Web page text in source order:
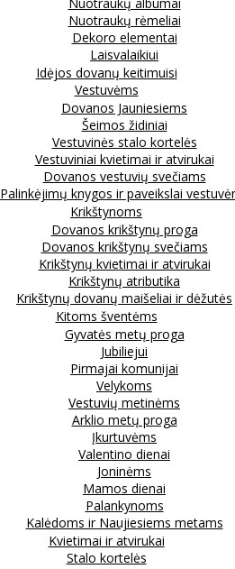
Nuotraukų rėmeliai
Dekoro elementai
Laisvalaikiui
Idėjos dovanų keitimuisi
Vestuvėms
Dovanos Jauniesiems
Šeimos židiniai
Vestuvinės stalo kortelės
Vestuviniai kvietimai ir atvirukai
Dovanos vestuvių svečiams
Palinkėjimų knygos ir paveikslai
Krikštynoms
Dovanos krikštynų proga
Dovanos krikštynų svečiams
Krikštynų kvietimai ir atvirukai
Krikštynų atributika
Krikštynų dovanų maišeliai ir dėžutės
Kitoms šventėms
Gyvatės metų proga
Jubiliejui
Pirmajai komunijai
Velykoms
Vestuvių metinėms
Arklio metų proga
Įkurtuvėms
Valentino dienai
Joninėms
Mamos dienai
Palankynoms
Kalėdoms ir Naujiesiems metams
Kvietimai ir atvirukai
Stalo kortelės